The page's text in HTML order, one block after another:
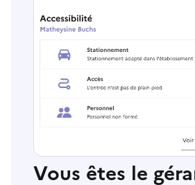
Vous êtes le